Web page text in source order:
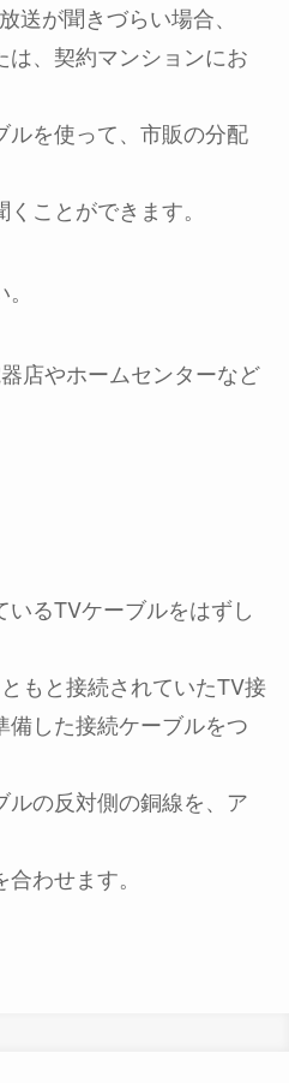
送が聞きづらい場合、
、契約マンションにお
を使って、市販の分配
ことができます。
店やホームセンターなど
いるTVケーブルをはずし
もと接続されていたTV接
した接続ケーブルをつ
ルの反対側の銅線を、ア
わせます。